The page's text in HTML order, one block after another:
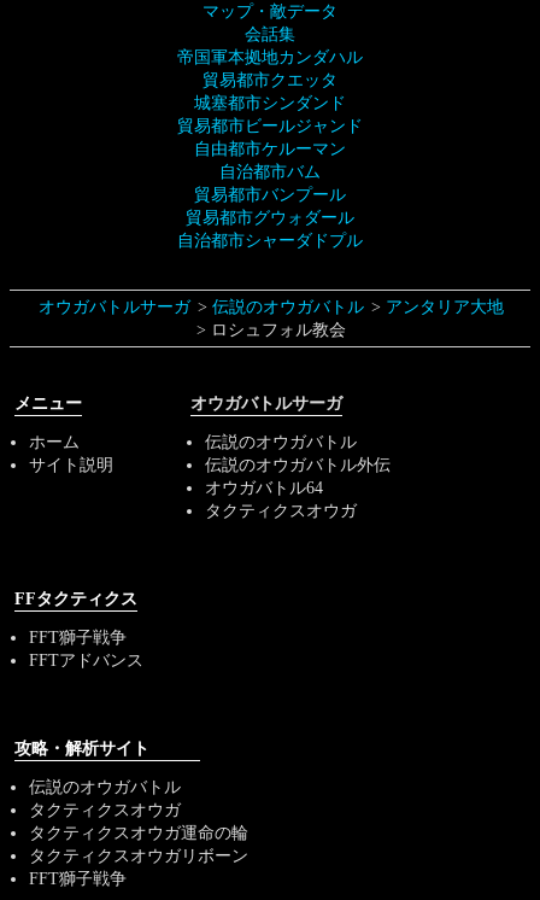
マップ・敵データ
会話集
帝国軍本拠地カンダハル
貿易都市クエッタ
城塞都市シンダンド
貿易都市ビールジャンド
自由都市ケルーマン
自治都市バム
貿易都市バンプール
貿易都市グウォダール
自治都市シャーダドプル
オウガバトルサーガ 伝説のオウガバトル
アンタリア大地
ロシュフォル教会
メニュー
ホーム
サイト説明
オウガバトルサーガ
伝説のオウガバトル
伝説のオウガバトル外伝
オウガバトル64
タクティクスオウガ
FFタクティクス
FFT獅子戦争
FFTアドバンス
攻略・解析サイト
伝説のオウガバトル
タクティクスオウガ
タクティクスオウガ運命の輪
タクティクスオウガリボーン
FFT獅子戦争